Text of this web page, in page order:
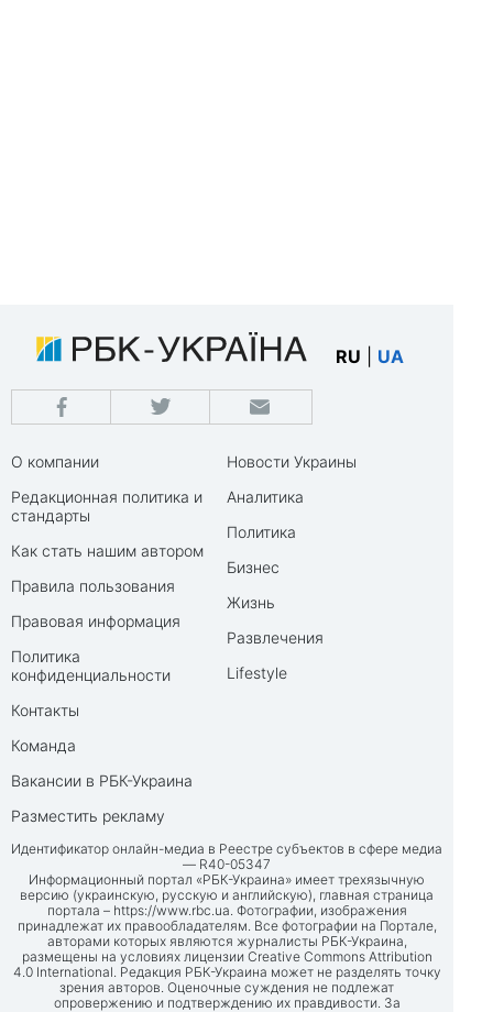
RU UA
О компании
Редакционная политика и
стандарты
Как стать нашим автором
Правила пользования
Правовая информация
Политика
конфиденциальности
Контакты
Команда
Вакансии в РБК-Украина
Разместить рекламу
Новости Украины
Аналитика
Политика
Бизнес
Жизнь
Развлечения
Lifestyle
Идентификатор онлайн-медиа в Реестре субъектов в сфере медиа
— R40-05347
Информационный портал «РБК-Украина» имеет трехязычную
версию (украинскую, русскую и английскую), главная страница
портала – https://www.rbc.ua. Фотографии, изображения
принадлежат их правообладателям. Все фотографии на Портале,
авторами которых являются журналисты РБК-Украина,
размещены на условиях лицензии Creative Commons Attribution
4.0 International. Редакция РБК-Украина может не разделять точку
зрения авторов. Оценочные суждения не подлежат
опровержению и подтверждению их правдивости. За